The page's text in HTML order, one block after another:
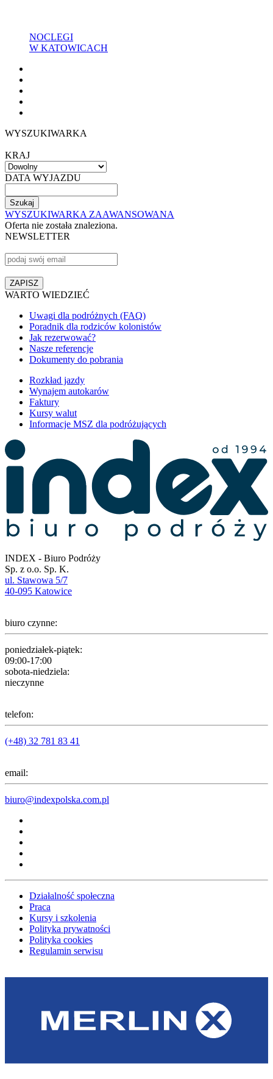
NOCLEGI
W KATOWICACH
WYSZUKIWARKA
KRAJ
DATA WYJAZDU
WYSZUKIWARKA ZAAWANSOWANA
Oferta nie została znaleziona.
NEWSLETTER
WARTO WIEDZIEĆ
Uwagi dla podróżnych (FAQ)
Poradnik dla rodziców kolonistów
Jak rezerwować?
Nasze referencje
Dokumenty do pobrania
Rozkład jazdy
Wynajem autokarów
Faktury
Kursy walut
Informacje MSZ dla podróżujących
INDEX - Biuro Podróży
Sp. z o.o. Sp. K.
ul. Stawowa 5/7
40-095 Katowice
biuro czynne:
poniedziałek-piątek:
09:00-17:00
sobota-niedziela:
nieczynne
telefon:
(+48) 32 781 83 41
email:
biuro@indexpolska.com.pl
Działalność społeczna
Praca
Kursy i szkolenia
Polityka prywatności
Polityka cookies
Regulamin serwisu